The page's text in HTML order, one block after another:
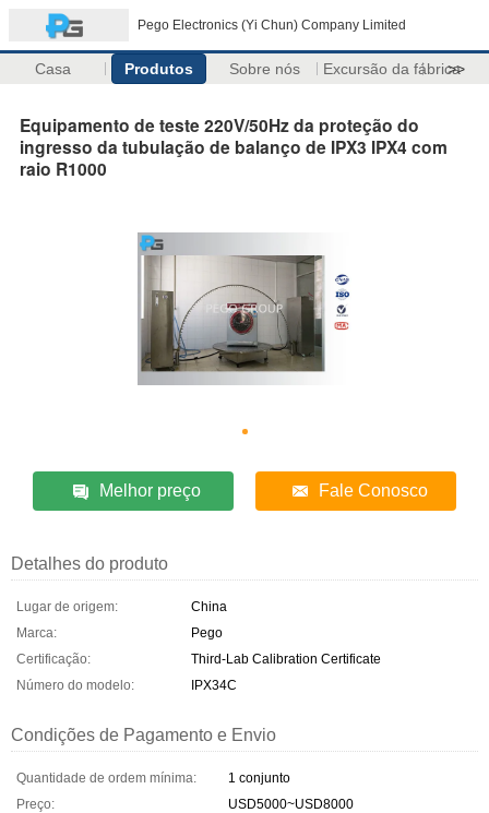
Pego Electronics (Yi Chun) Company Limited
Casa Produtos Sobre nós Excursão da fábrica
>>
Equipamento de teste 220V/50Hz da proteção do
ingresso da tubulação de balanço de IPX3 IPX4 com
raio R1000
Melhor preço Fale Conosco
Detalhes do produto
Lugar de origem:
China
Marca:
Pego
Certificação:
Third-Lab Calibration Certificate
Número do modelo:
IPX34C
Condições de Pagamento e Envio
Quantidade de ordem mínima:
1 conjunto
Preço:
USD5000~USD8000